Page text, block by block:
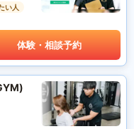
い人
体験・相談予約